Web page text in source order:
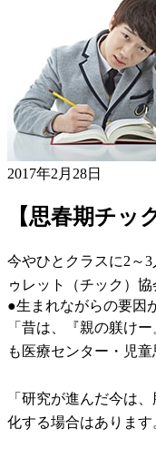
2017年2月28日
【思春期チ
今やひとクラスに2～
ゥレット（チック）
●生まれながらの要因
「昔は、『親の躾け
も医療センター・児
「研究が進んだ今は
化する場合はありま